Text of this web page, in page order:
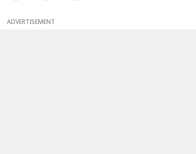
ADVERTISEMENT